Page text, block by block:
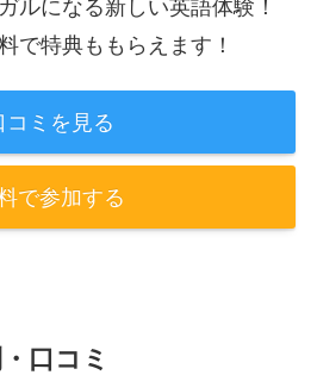
ルになる新しい英語体験！
で特典ももらえます！
コミを見る
で参加する
口コミ